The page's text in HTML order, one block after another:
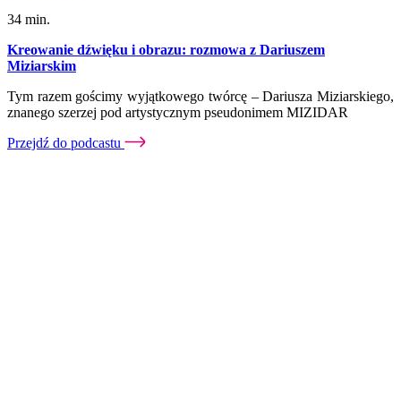
34 min.
Kreowanie dźwięku i obrazu: rozmowa z Dariuszem
Miziarskim
Tym razem gościmy wyjątkowego twórcę – Dariusza Miziarskiego,
znanego szerzej pod artystycznym pseudonimem MIZIDAR
Przejdź do podcastu